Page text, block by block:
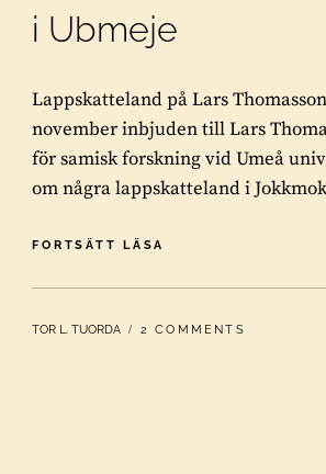
i Ubmeje
Lappskatteland på Lars
november inbjuden till Lars
för samisk forskning vid Umeå
om några lappskatteland i
FORTSÄTT LÄSA
LARS
SYMPOSIET
BY
TOR L. TUORDA 2 COMMENTS